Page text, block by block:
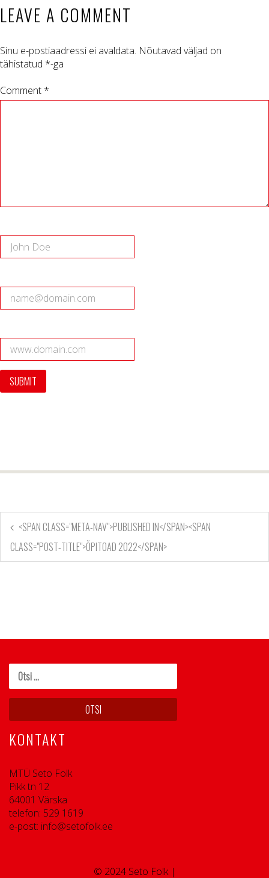
LEAVE A COMMENT
Sinu e-postiaadressi ei avaldata. Nõutavad väljad on
tähistatud *-ga
Comment *
<SPAN CLASS="META-NAV">PUBLISHED IN</SPAN><SPAN
CLASS="POST-TITLE">ÕPITOAD 2022</SPAN>
KONTAKT
MTÜ Seto Folk
Pikk tn 12
64001 Värska
telefon: 529 1619
e-post: info@setofolk.ee
© 2024 Seto Folk |